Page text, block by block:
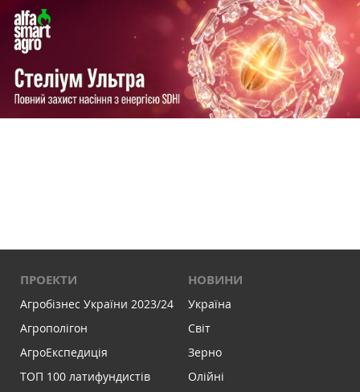
ПРОЕКТИ
Агробізнес України 2023/24
Агрополігон
АгроЕкспедиція
ТОП 100 латифундистів
НОВИНИ
Україна
Світ
Зерно
Олійні